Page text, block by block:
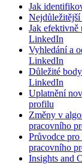
Jak
Jak efektivně
LinkedIn
Vyhledání a
LinkedIn
Důležité
LinkedIn
Uplatnění
profilu
Změny v
pracovního
Průvodce
pracovního
Insights and